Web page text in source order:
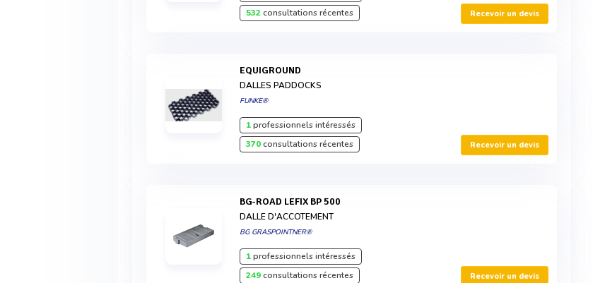
532consultations récentes Recevoir un devis
EQUIGROUND
DALLES PADDOCKS
FUNKE®
1professionnels intéressés
370consultations récentes Recevoir un devis
BG-ROAD LEFIX BP 500
DALLE D'ACCOTEMENT
BG GRASPOINTNER®
1professionnels intéressés
249consultations récentes Recevoir un devis